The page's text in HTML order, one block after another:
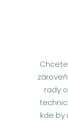
rady
kde by